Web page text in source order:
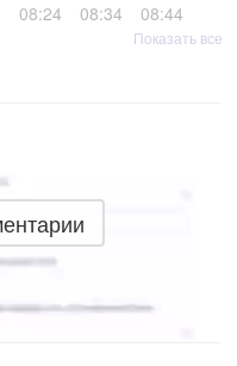
08:24 08:34
08:44
Показать все